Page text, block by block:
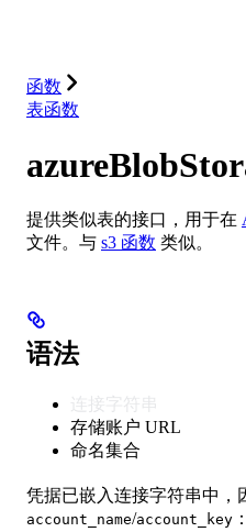
函数
表函数
提供类似表的接口，用于在
文件。与 s3 函数 类似。
语法
连接字符串
存储账户 URL
命名集合
凭据已嵌入连接字符串中，
account_name/account_key ：